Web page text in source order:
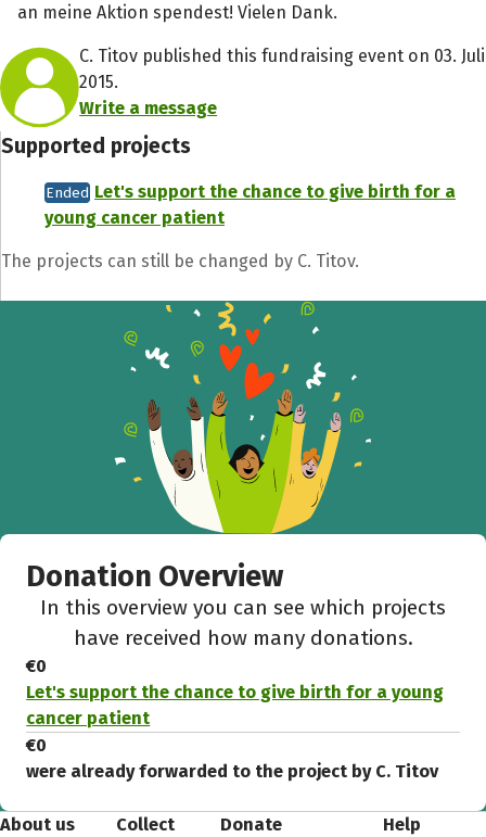
an meine Aktion spendest! Vielen Dank.
C. Titov published this fundraising event on 03. Juli
2015.
Write a message
Supported projects
Ended Let's support the chance to give birth for a
young cancer patient
The projects can still be changed by C. Titov.
Donation Overview
In this overview you can see which projects
have received how many donations.
€0
Let's support the chance to give birth for a young
cancer patient
€0
were already forwarded to the project by C. Titov
About us
Collect
Donate Help